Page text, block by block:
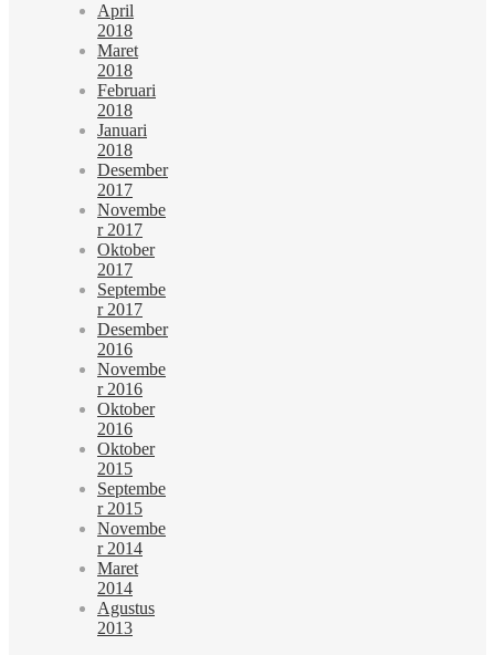
April
2018
Maret
2018
Februari
2018
Januari
2018
Desember
2017
Novembe
r 2017
Oktober
2017
Septembe
r 2017
Desember
2016
Novembe
r 2016
Oktober
2016
Oktober
2015
Septembe
r 2015
Novembe
r 2014
Maret
2014
Agustus
2013